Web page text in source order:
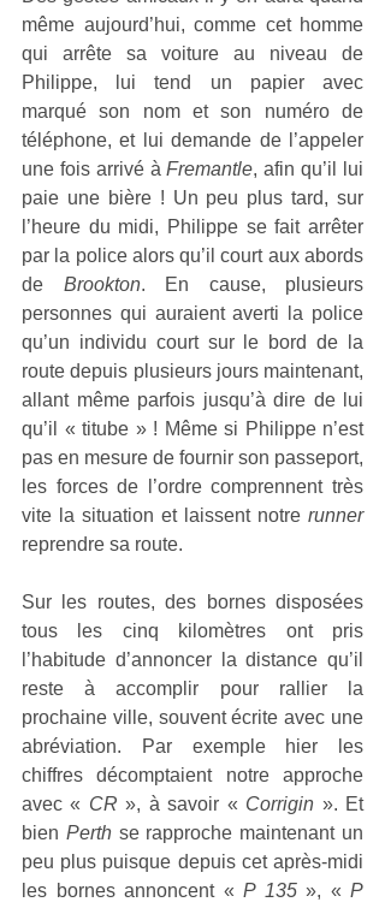
même aujourd’hui, comme cet homme
qui arrête sa voiture au niveau de
Philippe, lui tend un papier avec
marqué son nom et son numéro de
téléphone, et lui demande de l’appeler
une fois arrivé à Fremantle, afin qu’il lui
paie une bière ! Un peu plus tard, sur
l’heure du midi, Philippe se fait arrêter
par la police alors qu’il court aux abords
de Brookton. En cause, plusieurs
personnes qui auraient averti la police
qu’un individu court sur le bord de la
route depuis plusieurs jours maintenant,
allant même parfois jusqu’à dire de lui
qu’il « titube » ! Même si Philippe n’est
pas en mesure de fournir son passeport,
les forces de l’ordre comprennent très
vite la situation et laissent notre
runner
reprendre sa route.
Sur les routes, des bornes disposées
tous les cinq kilomètres ont pris
l’habitude d’annoncer la distance qu’il
reste à accomplir pour rallier la
prochaine ville, souvent écrite avec une
abréviation. Par exemple hier les
chiffres décomptaient notre approche
avec « CR », à savoir « Corrigin ». Et
bien Perth se rapproche maintenant un
peu plus puisque depuis cet après-midi
les bornes annoncent « P 135 », « P